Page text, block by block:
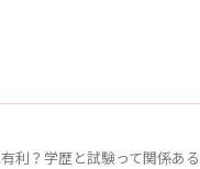
利？学歴と試験って関係ある